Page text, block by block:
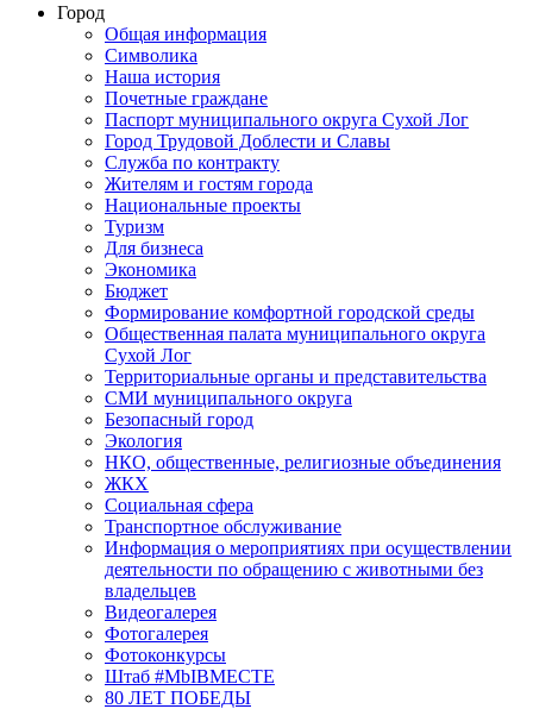
Город
Общая информация
Символика
Наша история
Почетные граждане
Паспорт муниципального округа Сухой Лог
Город Трудовой Доблести и Славы
Служба по контракту
Жителям и гостям города
Национальные проекты
Туризм
Для бизнеса
Экономика
Бюджет
Формирование комфортной городской среды
Общественная палата муниципального округа
Сухой Лог
Территориальные органы и представительства
СМИ муниципального округа
Безопасный город
Экология
НКО, общественные, религиозные объединения
ЖКХ
Социальная сфера
Транспортное обслуживание
Информация о мероприятиях при осуществлении
деятельности по обращению с животными без
владельцев
Видеогалерея
Фотогалерея
Фотоконкурсы
Штаб #MbIBMECTE
80 ЛЕТ ПОБЕДЫ